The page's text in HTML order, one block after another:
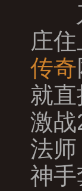
庄
传奇
就
激
法
神